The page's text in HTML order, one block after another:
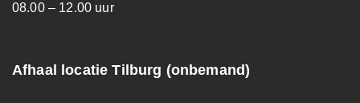
08.00 – 12.00 uur
Afhaal locatie Tilburg (onbemand)